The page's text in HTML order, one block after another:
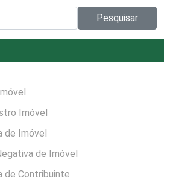
Pesquisar
Imóvel
de Imóvel
de Imóvel
de Contribuinte